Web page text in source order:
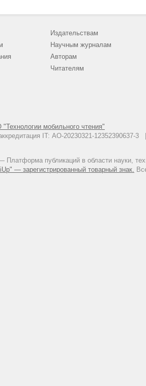
Тарасов А.Ю. Исследования в
мобильного чтения"
аккредитация IT: АО-20230321-
Платформа публикаций в области науки,
— зарегистрированный товарный знак.
Издательствам
Научным журналам
Авторам
Читателям